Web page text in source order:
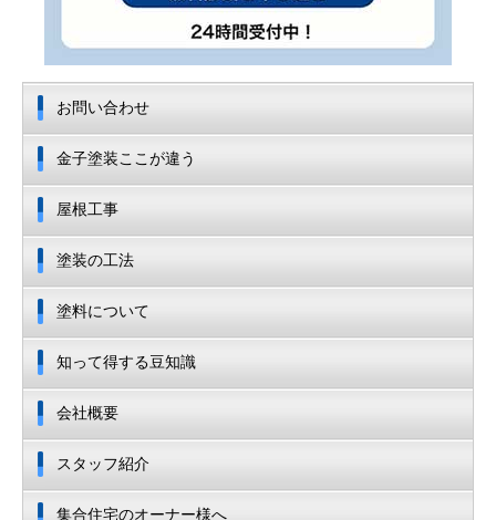
お問い合わせ
金子塗装ここが違う
屋根工事
塗装の工法
塗料について
知って得する豆知識
会社概要
スタッフ紹介
集合住宅のオーナー様へ